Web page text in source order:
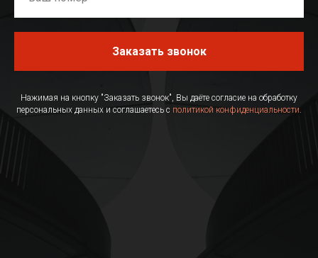
Заказать звонок
Нажимая на кнопку "Заказать звонок", Вы даёте согласие на обработку
персональных данных и соглашаетесь с политикой конфиденциальности.